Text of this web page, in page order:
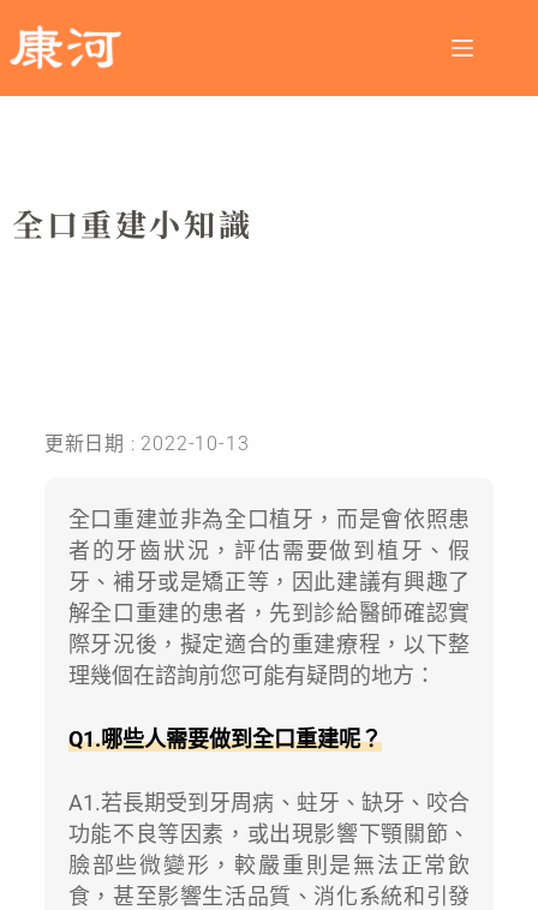
全口重建小知識
更新日期 : 2022-10-13
全口重建並非為全口植牙，而是會依照患
者的牙齒狀況，評估需要做到植牙、假
牙、補牙或是矯正等，因此建議有興趣了
解全口重建的患者，先到診給醫師確認實
際牙況後，擬定適合的重建療程，以下整
理幾個在諮詢前您可能有疑問的地方：
Q1.哪些人需要做到全口重建呢？
A1.若長期受到牙周病、蛀牙、缺牙、咬合
功能不良等因素，或出現影響下顎關節、
臉部些微變形，較嚴重則是無法正常飲
食，甚至影響生活品質、消化系統和引發